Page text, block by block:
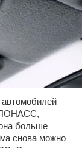
больше
снова можно